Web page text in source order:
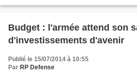
Budget : l'armée attend son
d'investissements d'avenir
Publié le 15/07/2014 à 10:55
Par RP Defense